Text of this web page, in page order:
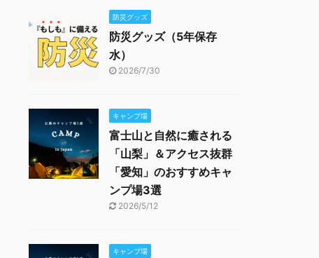
防災グッズ
防災グッズ（5年保存
水）
2026/7/30
キャンプ場
富士山と自然に癒される
「山梨」＆アクセス抜群
「愛知」のおすすめキャ
ンプ場3選
2026/5/12
キャンプ場